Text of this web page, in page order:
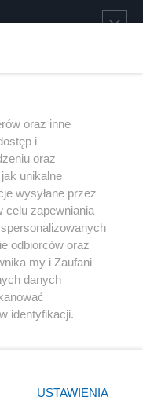
Youtube
oraz inne
i
oraz
unikalne
wysyłane przez
celu zapewniania
odbiorców oraz
my i Zaufani
danych
identyfikacji.
prywatności
strony
USTAWIENIA